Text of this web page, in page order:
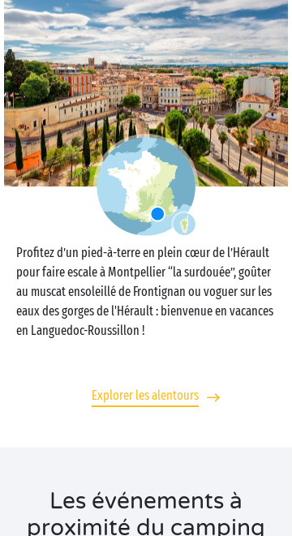
Profitez d’un pied-à-terre en plein cœur de l’Hérault
pour faire escale à Montpellier “la surdouée”, goûter
au muscat ensoleillé de Frontignan ou voguer sur les
eaux des gorges de l'Hérault : bienvenue en vacances
en Languedoc-Roussillon !
Explorer les alentours
Les événements à
proximité du camping